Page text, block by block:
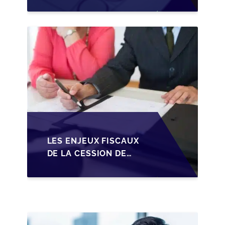
TRANSMISSION DES
PME BELGES
LES ENJEUX FISCAUX
DE LA CESSION DE
LES DIRIGEANTS DE